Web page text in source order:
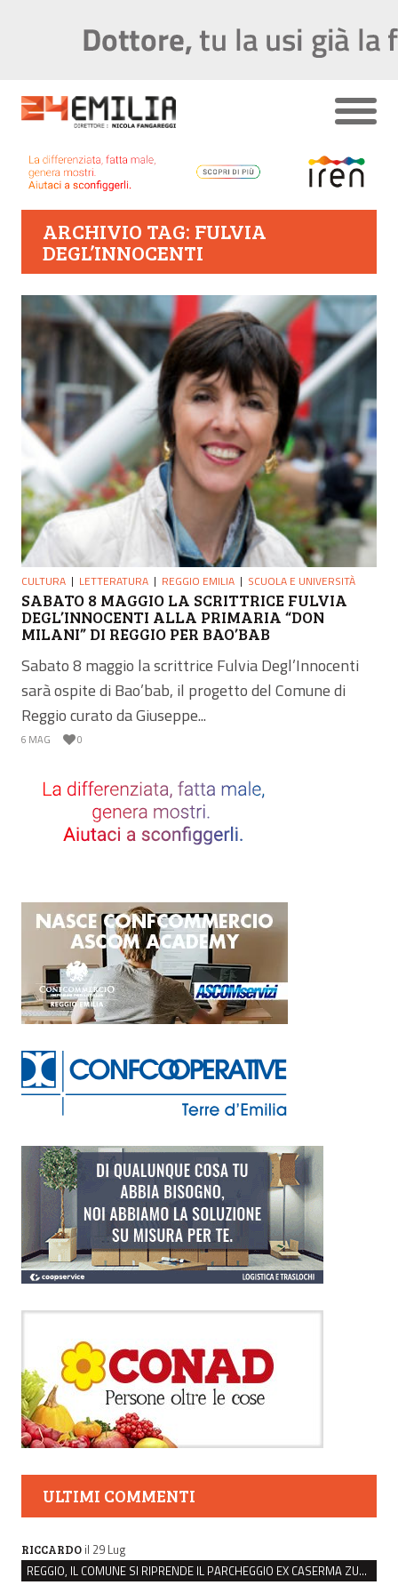
ARCHIVIO TAG: FULVIA
DEGL’INNOCENTI
CULTURA LETTERATURA REGGIO EMILIA SCUOLA E UNIVERSITÀ
SABATO 8 MAGGIO LA SCRITTRICE FULVIA
DEGL’INNOCENTI ALLA PRIMARIA “DON
MILANI” DI REGGIO PER BAO’BAB
Sabato 8 maggio la scrittrice Fulvia Degl’Innocenti
sarà ospite di Bao’bab, il progetto del Comune di
Reggio curato da Giuseppe...
6 MAG 0
ULTIMI COMMENTI
RICCARDO il 29 Lug
REGGIO, IL COMUNE SI RIPRENDE IL PARCHEGGIO EX CASERMA ZUCCHI PER 4,6 MILIONI